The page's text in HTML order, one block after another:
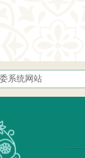
系统网站
事务委员会
大学
大学